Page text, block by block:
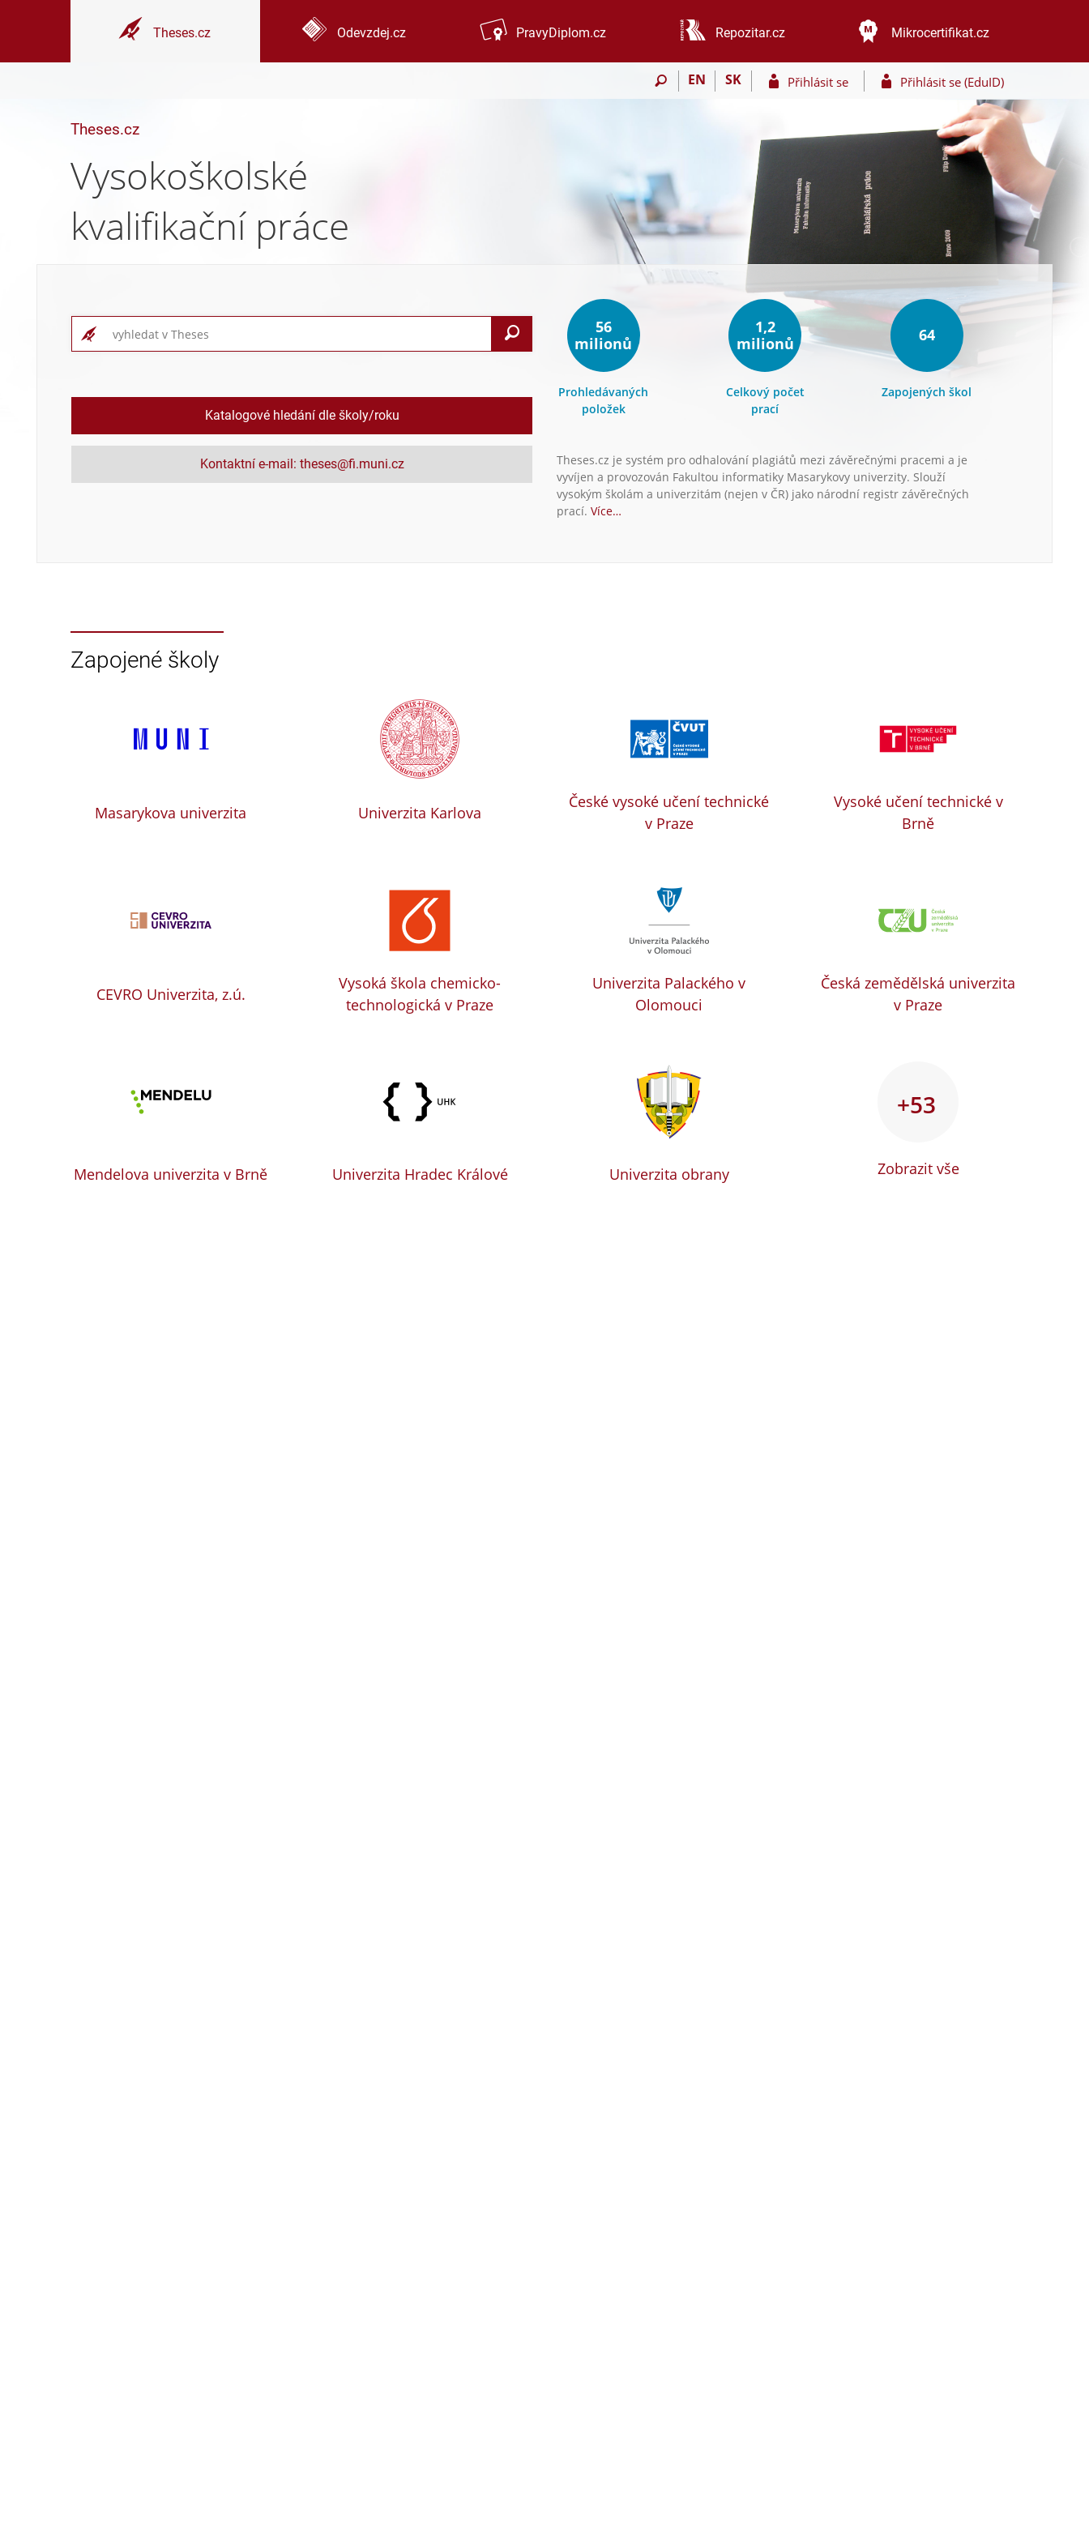
Theses.cz Odevzdej.cz PravyDiplom.cz Repozitar.cz Mikrocertifikat.cz
EN SK Přihlásit se Přihlásit se (EduID)
Theses.cz
Vysokoškolské
kvalifikační práce
Vyhledat
Katalogové hledání dle školy/roku
Kontaktní e-mail: theses@fi.muni.cz
56
milionů
Prohledávaných
položek
1,2
milionů
Celkový počet
prací
64
Zapojených škol
Theses.cz je systém pro odhalování plagiátů mezi závěrečnými pracemi a je
vyvíjen a provozován Fakultou informatiky Masarykovy univerzity. Slouží
vysokým školám a univerzitám (nejen v ČR) jako národní registr závěrečných
prací. Více…
Zapojené školy
Masarykova univerzita Univerzita Karlova
České vysoké učení technické
v Praze
Vysoké učení technické v
Brně
CEVRO Univerzita, z.ú.
Vysoká škola chemicko-
technologická v Praze
Univerzita Palackého v
Olomouci
Česká zemědělská univerzita
v Praze
Mendelova univerzita v Brně Univerzita Hradec Králové Univerzita obrany
+53
Zobrazit vše